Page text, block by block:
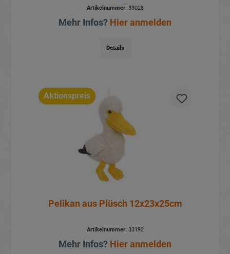
Artikelnummer:33028
Mehr Infos? Hier anmelden
Details
Aktionspreis
Pelikan aus Plüsch 12x23x25cm
Artikelnummer:33192
Mehr Infos? Hier anmelden